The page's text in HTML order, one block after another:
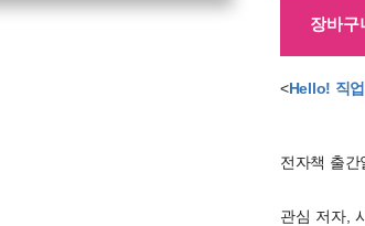
장바구
<Hello! 직
전자책 출간
관심 저자,